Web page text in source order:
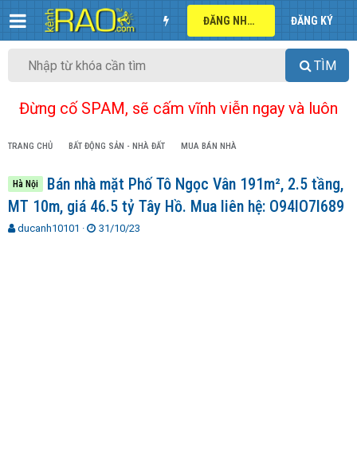
ĐĂNG NHẬP ĐĂNG KÝ
TÌM
Đừng cố SPAM, sẽ cấm vĩnh viễn ngay và luôn
TRANG CHỦ BẤT ĐỘNG SẢN - NHÀ ĐẤT MUA BÁN NHÀ
Hà Nội
Bán nhà mặt Phố Tô Ngọc Vân 191m², 2.5 tầng,
MT 10m, giá 46.5 tỷ Tây Hồ. Mua liên hệ: O94lO7l689
T
ducanh10101
N
31/10/23